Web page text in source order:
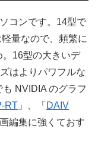
コンです。14型で
軽量なので、頻繁に
16型の大きいデ
はよりパワフルな
NVIDIA のグラフ
RT 」、「 DAIV
編集に強くておす